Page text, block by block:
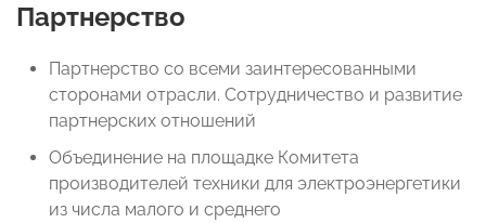
Партнерство
Партнерство со всеми заинтересованными
сторонами отрасли. Сотрудничество и развитие
партнерских отношений
Объединение на площадке Комитета
производителей техники для электроэнергетики
из числа малого и среднего